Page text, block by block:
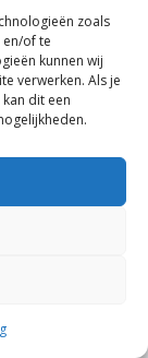
zoals
of te
kunnen wij
verwerken. Als je
dit een